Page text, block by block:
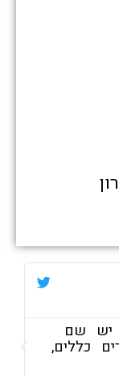
יש שם
כללים,